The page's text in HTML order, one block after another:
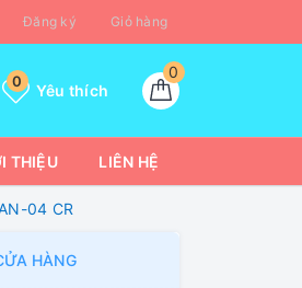
Đăng ký Giỏ hàng
0
Yêu thích
0
THIỆU LIÊN HỆ
04 CR
HÀNG